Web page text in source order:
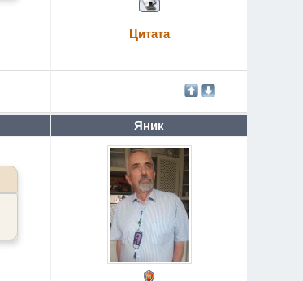
Цитата
Яник